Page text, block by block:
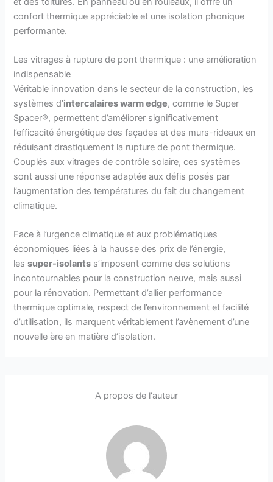
confort thermique appréciable et une isolation phonique
performante.
Les vitrages à rupture de pont thermique : une amélioration
indispensable
Véritable innovation dans le secteur de la construction, les
systèmes d’intercalaires warm edge, comme le Super
Spacer®, permettent d’améliorer significativement
l’efficacité énergétique des façades et des murs-rideaux en
réduisant drastiquement la rupture de pont thermique.
Couplés aux vitrages de contrôle solaire, ces systèmes
sont aussi une réponse adaptée aux défis posés par
l’augmentation des températures du fait du changement
climatique.
Face à l’urgence climatique et aux problématiques
économiques liées à la hausse des prix de l’énergie,
lessuper-isolants s’imposent comme des solutions
incontournables pour la construction neuve, mais aussi
pour la rénovation. Permettant d’allier performance
thermique optimale, respect de l’environnement et facilité
d’utilisation, ils marquent véritablement l’avènement d’une
nouvelle ère en matière d’isolation.
A propos de l'auteur